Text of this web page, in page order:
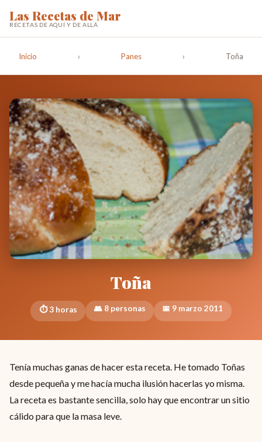
Las Recetas de Mar
RECETAS DE AQUÍ Y DE ALLÁ
Inicio › Panes › Toña
Toña
⏱ 3 horas 👥 8 personas 📅 9 marzo 2011
Tenía muchas ganas de hacer esta receta. He tomado Toñas
desde pequeña y me hacía mucha ilusión hacerlas yo misma.
La receta es bastante sencilla, solo hay que encontrar un sitio
cálido para que la masa leve.